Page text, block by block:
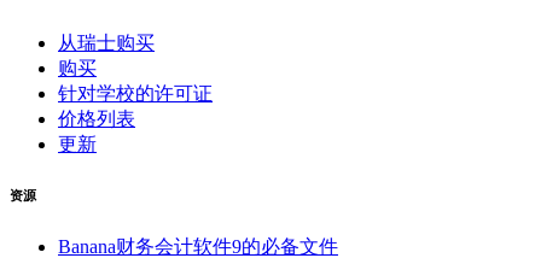
从瑞士购买
购买
针对学校的许可证
价格列表
更新
资源
Banana财务会计软件9的必备文件